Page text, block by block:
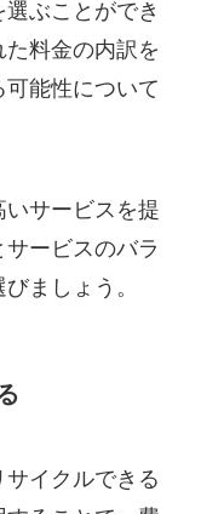
ぶことができ
料金の内訳を
能性について
サービスを提
ービスのバラ
ましょう。
イクルできる